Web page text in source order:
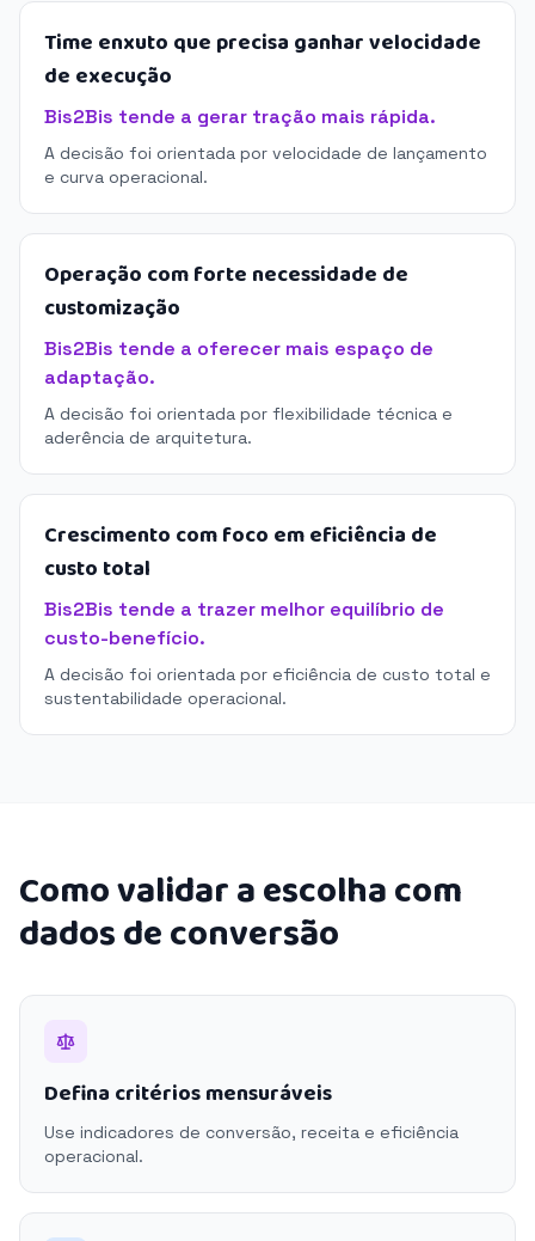
Time enxuto que precisa ganhar velocidade
de execução
Bis2Bis tende a gerar tração mais rápida.
A decisão foi orientada por velocidade de lançamento
e curva operacional.
Operação com forte necessidade de
customização
Bis2Bis tende a oferecer mais espaço de
adaptação.
A decisão foi orientada por flexibilidade técnica e
aderência de arquitetura.
Crescimento com foco em eficiência de
custo total
Bis2Bis tende a trazer melhor equilíbrio de
custo-benefício.
A decisão foi orientada por eficiência de custo total e
sustentabilidade operacional.
Como validar a escolha com
dados de conversão
Defina critérios mensuráveis
Use indicadores de conversão, receita e eficiência
operacional.